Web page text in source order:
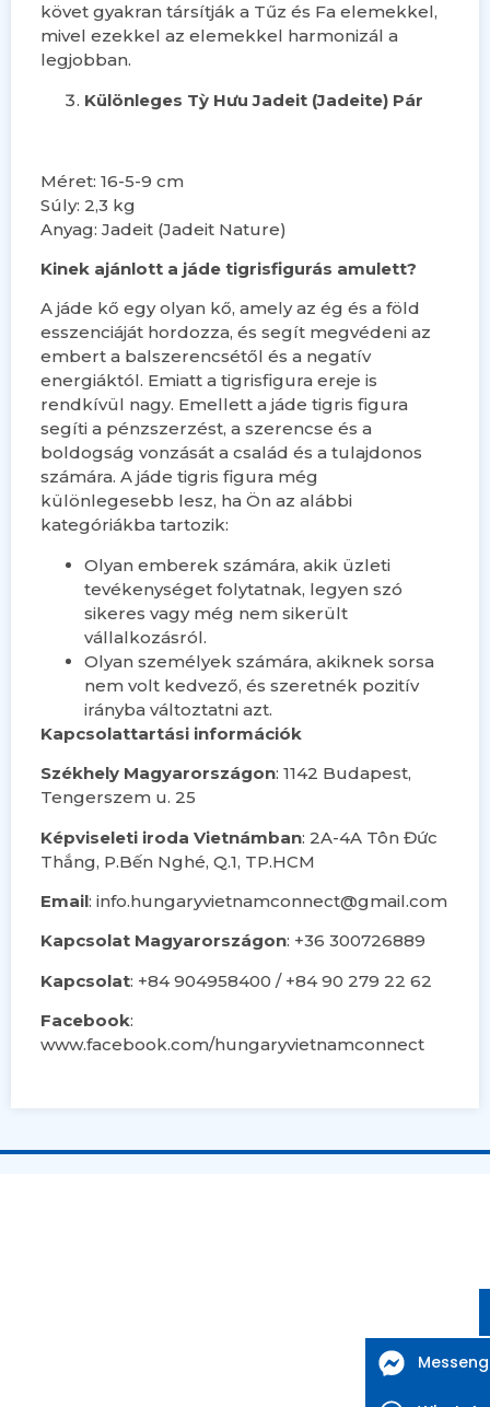
követ gyakran társítják a Tűz és Fa elemekkel,
mivel ezekkel az elemekkel harmonizál a
legjobban.
Különleges Tỳ Hưu Jadeit (Jadeite) Pár
Méret: 16-5-9 cm
Súly: 2,3 kg
Anyag: Jadeit (Jadeit Nature)
Kinek ajánlott a jáde tigrisfigurás amulett?
A jáde kő egy olyan kő, amely az ég és a föld
esszenciáját hordozza, és segít megvédeni az
embert a balszerencsétől és a negatív
energiáktól. Emiatt a tigrisfigura ereje is
rendkívül nagy. Emellett a jáde tigris figura
segíti a pénzszerzést, a szerencse és a
boldogság vonzását a család és a tulajdonos
számára. A jáde tigris figura még
különlegesebb lesz, ha Ön az alábbi
kategóriákba tartozik:
Olyan emberek számára, akik üzleti
tevékenységet folytatnak, legyen szó
sikeres vagy még nem sikerült
vállalkozásról.
Olyan személyek számára, akiknek sorsa
nem volt kedvező, és szeretnék pozitív
irányba változtatni azt.
Kapcsolattartási információk
Székhely Magyarországon: 1142 Budapest,
Tengerszem u. 25
Képviseleti iroda Vietnámban: 2A-4A Tôn Đức
Thắng, P.Bến Nghé, Q.1, TP.HCM
Email: info.hungaryvietnamconnect@gmail.com
Kapcsolat Magyarországon: +36 300726889
Kapcsolat: +84 904958400 / +84 90 279 22 62
Facebook:
www.facebook.com/hungaryvietnamconnect